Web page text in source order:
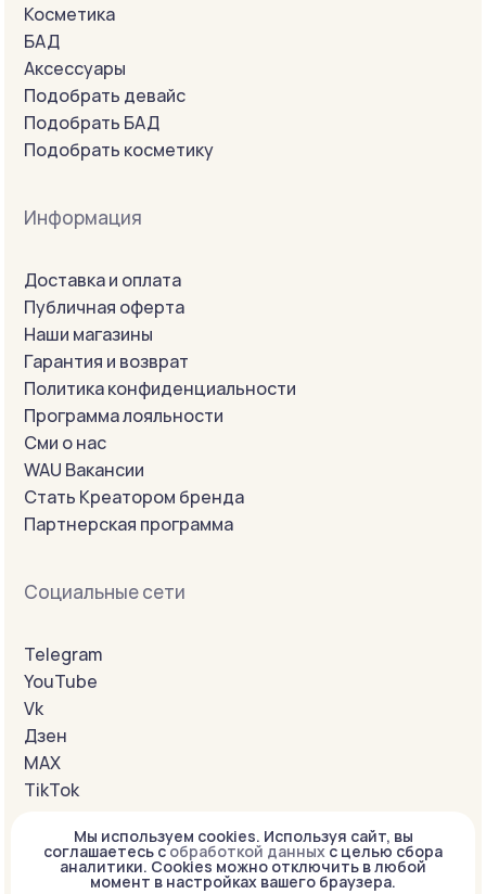
Косметика
БАД
Аксессуары
Подобрать девайс
Подобрать БАД
Подобрать косметику
Информация
Доставка и оплата
Публичная оферта
Наши магазины
Гарантия и возврат
Политика конфиденциальности
Программа лояльности
Сми о нас
WAU Вакансии
Стать Креатором бренда
Партнерская программа
Социальные сети
Telegram
YouTube
Vk
Дзен
MAX
TikTok
WAU GLOBAL: USA
Мы используем cookies. Используя сайт, вы
соглашаетесь собработкой данных с целью сбора
аналитики. Cookies можно отключить в любой
момент в настройках вашего браузера.